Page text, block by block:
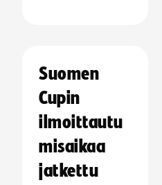
Suomen
Cupin
ilmoittautu
misaikaa
jatkettu